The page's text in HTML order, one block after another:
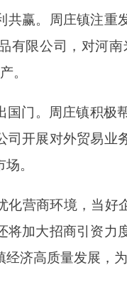
赢。周庄镇注重
有限公司，对河
。
国门。周庄镇积极
司开展对外贸易业
。
化营商环境，当好
将加大招商引资
济高质量发展，